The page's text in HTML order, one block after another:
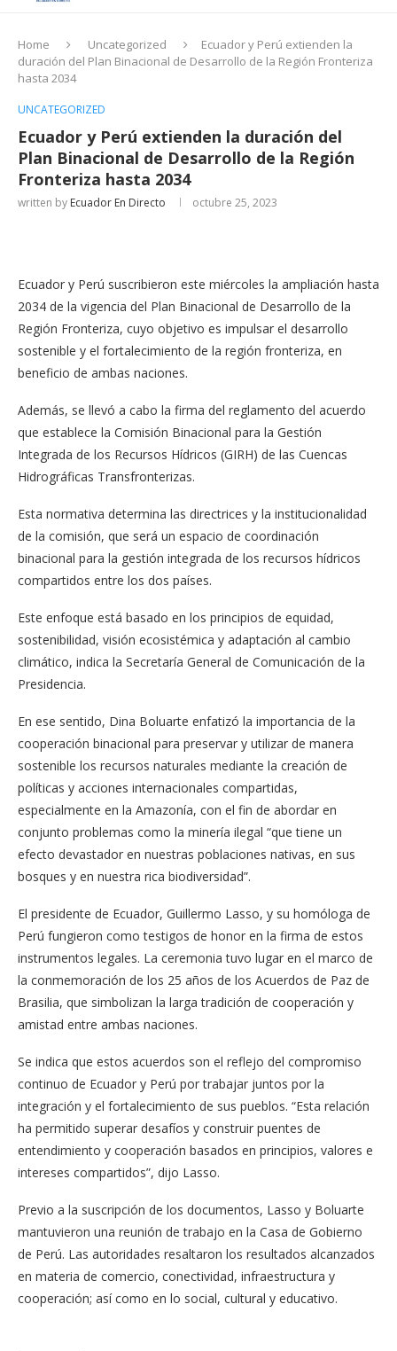
Home Uncategorized
Ecuador y Perú extienden la
duración del Plan Binacional de Desarrollo de la Región Fronteriza
hasta 2034
UNCATEGORIZED
Ecuador y Perú extienden la duración del
Plan Binacional de Desarrollo de la Región
Fronteriza hasta 2034
written by Ecuador En Directo octubre 25, 2023
Ecuador y Perú suscribieron este miércoles la ampliación hasta
2034 de la vigencia del Plan Binacional de Desarrollo de la
Región Fronteriza, cuyo objetivo es impulsar el desarrollo
sostenible y el fortalecimiento de la región fronteriza, en
beneficio de ambas naciones.
Además, se llevó a cabo la firma del reglamento del acuerdo
que establece la Comisión Binacional para la Gestión
Integrada de los Recursos Hídricos (GIRH) de las Cuencas
Hidrográficas Transfronterizas.
Esta normativa determina las directrices y la institucionalidad
de la comisión, que será un espacio de coordinación
binacional para la gestión integrada de los recursos hídricos
compartidos entre los dos países.
Este enfoque está basado en los principios de equidad,
sostenibilidad, visión ecosistémica y adaptación al cambio
climático, indica la Secretaría General de Comunicación de la
Presidencia.
En ese sentido, Dina Boluarte enfatizó la importancia de la
cooperación binacional para preservar y utilizar de manera
sostenible los recursos naturales mediante la creación de
políticas y acciones internacionales compartidas,
especialmente en la Amazonía, con el fin de abordar en
conjunto problemas como la minería ilegal “que tiene un
efecto devastador en nuestras poblaciones nativas, en sus
bosques y en nuestra rica biodiversidad”.
El presidente de Ecuador, Guillermo Lasso, y su homóloga de
Perú fungieron como testigos de honor en la firma de estos
instrumentos legales. La ceremonia tuvo lugar en el marco de
la conmemoración de los 25 años de los Acuerdos de Paz de
Brasilia, que simbolizan la larga tradición de cooperación y
amistad entre ambas naciones.
Se indica que estos acuerdos son el reflejo del compromiso
continuo de Ecuador y Perú por trabajar juntos por la
integración y el fortalecimiento de sus pueblos. “Esta relación
ha permitido superar desafíos y construir puentes de
entendimiento y cooperación basados en principios, valores e
intereses compartidos”, dijo Lasso.
Previo a la suscripción de los documentos, Lasso y Boluarte
mantuvieron una reunión de trabajo en la Casa de Gobierno
de Perú. Las autoridades resaltaron los resultados alcanzados
en materia de comercio, conectividad, infraestructura y
cooperación; así como en lo social, cultural y educativo.